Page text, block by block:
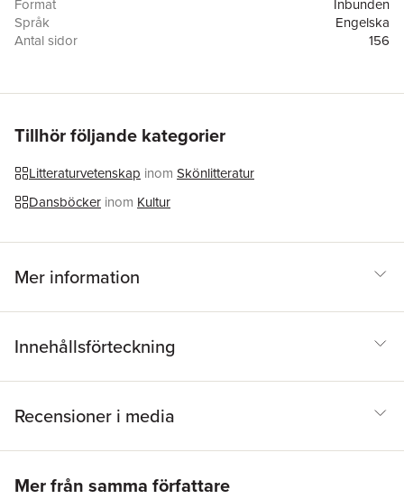
Format
Inbunden
Språk
Engelska
Antal sidor
156
Tillhör följande kategorier
Litteraturvetenskap inom Skönlitteratur
Dansböcker inom Kultur
Mer information
Innehållsförteckning
Recensioner i media
Mer från samma författare